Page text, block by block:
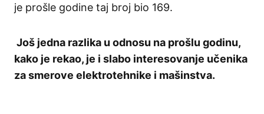
je prošle godine taj broj bio 169.
Još jedna razlika u odnosu na prošlu godinu,
kako je rekao, je i slabo interesovanje učenika
za smerove elektrotehnike i mašinstva.